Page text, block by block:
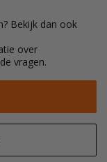
Bekijk dan ook
over
vragen.